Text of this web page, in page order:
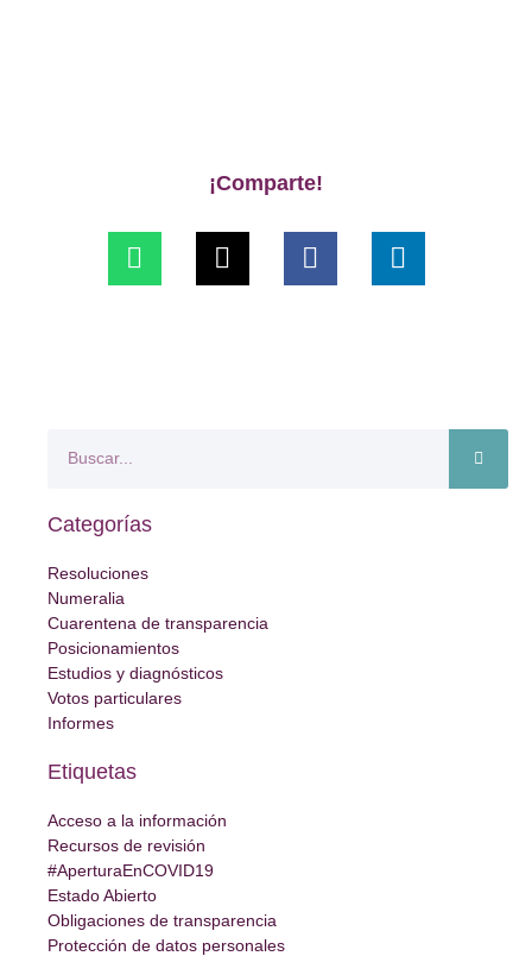
¡Comparte!
Categorías
Resoluciones
Numeralia
Cuarentena de transparencia
Posicionamientos
Estudios y diagnósticos
Votos particulares
Informes
Etiquetas
Acceso a la información
Recursos de revisión
#AperturaEnCOVID19
Estado Abierto
Obligaciones de transparencia
Protección de datos personales